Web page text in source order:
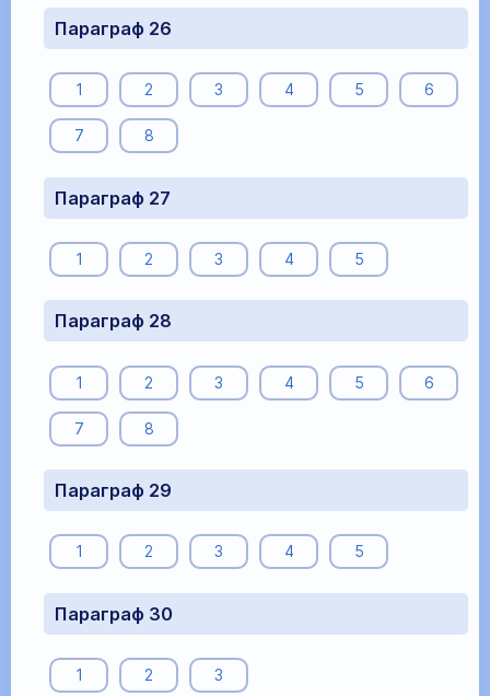
Параграф 26
1 2 3 4 5 6
7 8
Параграф 27
1 2 3 4 5
Параграф 28
1 2 3 4 5 6
7 8
Параграф 29
1 2 3 4 5
Параграф 30
1 2 3